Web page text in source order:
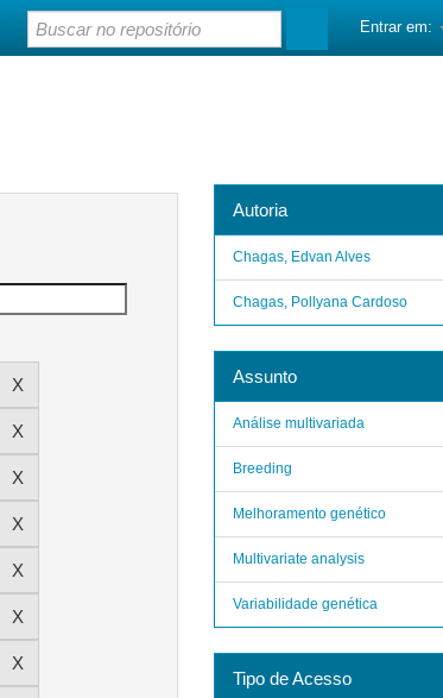
Entrar em:
Autoria
Chagas, Edvan Alves
Chagas, Pollyana Cardoso
Assunto
Análise multivariada
Breeding
Melhoramento genético
Multivariate analysis
Variabilidade genética
Tipo de Acesso